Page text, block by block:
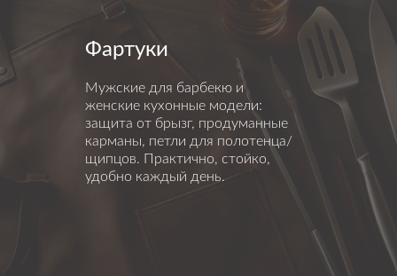
Фартуки
Мужские для барбекю и
женские кухонные модели:
защита от брызг, продуманные
карманы, петли для полотенца/
щипцов. Практично, стойко,
удобно каждый день.